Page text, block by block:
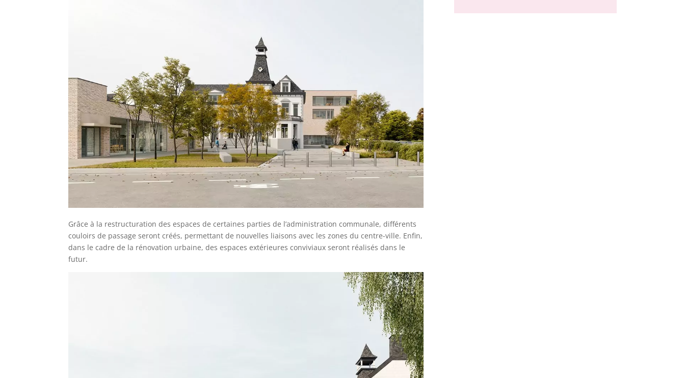
Grâce à la restructuration des espaces de certaines parties de l’administration communale, différents
couloirs de passage seront créés, permettant de nouvelles liaisons avec les zones du centre-ville. Enfin,
dans le cadre de la rénovation urbaine, des espaces extérieures conviviaux seront réalisés dans le
futur.